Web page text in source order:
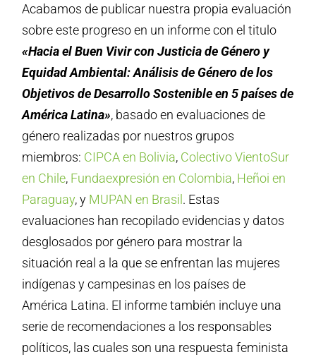
Acabamos de publicar nuestra propia evaluación
sobre este progreso en un informe con el titulo
«Hacia el Buen Vivir con Justicia de Género y
Equidad Ambiental: Análisis de Género de los
Objetivos de Desarrollo Sostenible en 5 países de
América Latina», basado en evaluaciones de
género realizadas por nuestros grupos
miembros: CIPCA en Bolivia, Colectivo VientoSur
en Chile, Fundaexpresión en Colombia, Heñoi en
Paraguay, y MUPAN en Brasil. Estas
evaluaciones han recopilado evidencias y datos
desglosados ​​por género para mostrar la
situación real a la que se enfrentan las mujeres
indígenas y campesinas en los países de
América Latina. El informe también incluye una
serie de recomendaciones a los responsables
políticos, las cuales son una respuesta feminista